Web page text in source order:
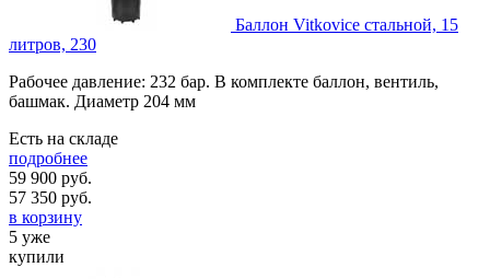
Баллон Vitkovice стальной, 15
литров, 230
Рабочее давление: 232 бар. В комплекте баллон, вентиль,
башмак. Диаметр 204 мм
Есть на складе
подробнее
59 900 руб.
57 350 руб.
в корзину
5 уже
купили